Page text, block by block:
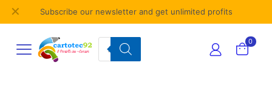
Subscribe our newsletter and get unlimited profits
✕
Products
search
0